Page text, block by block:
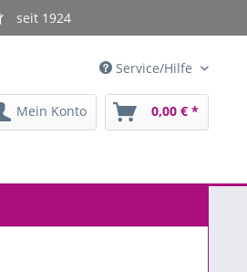
seit 1924
Service/Hilfe
Mein Konto 0,00 € *